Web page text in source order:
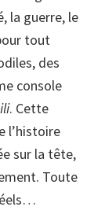
la guerre, le
tout
des
console
. Cette
l’histoire
sur la tête,
Toute